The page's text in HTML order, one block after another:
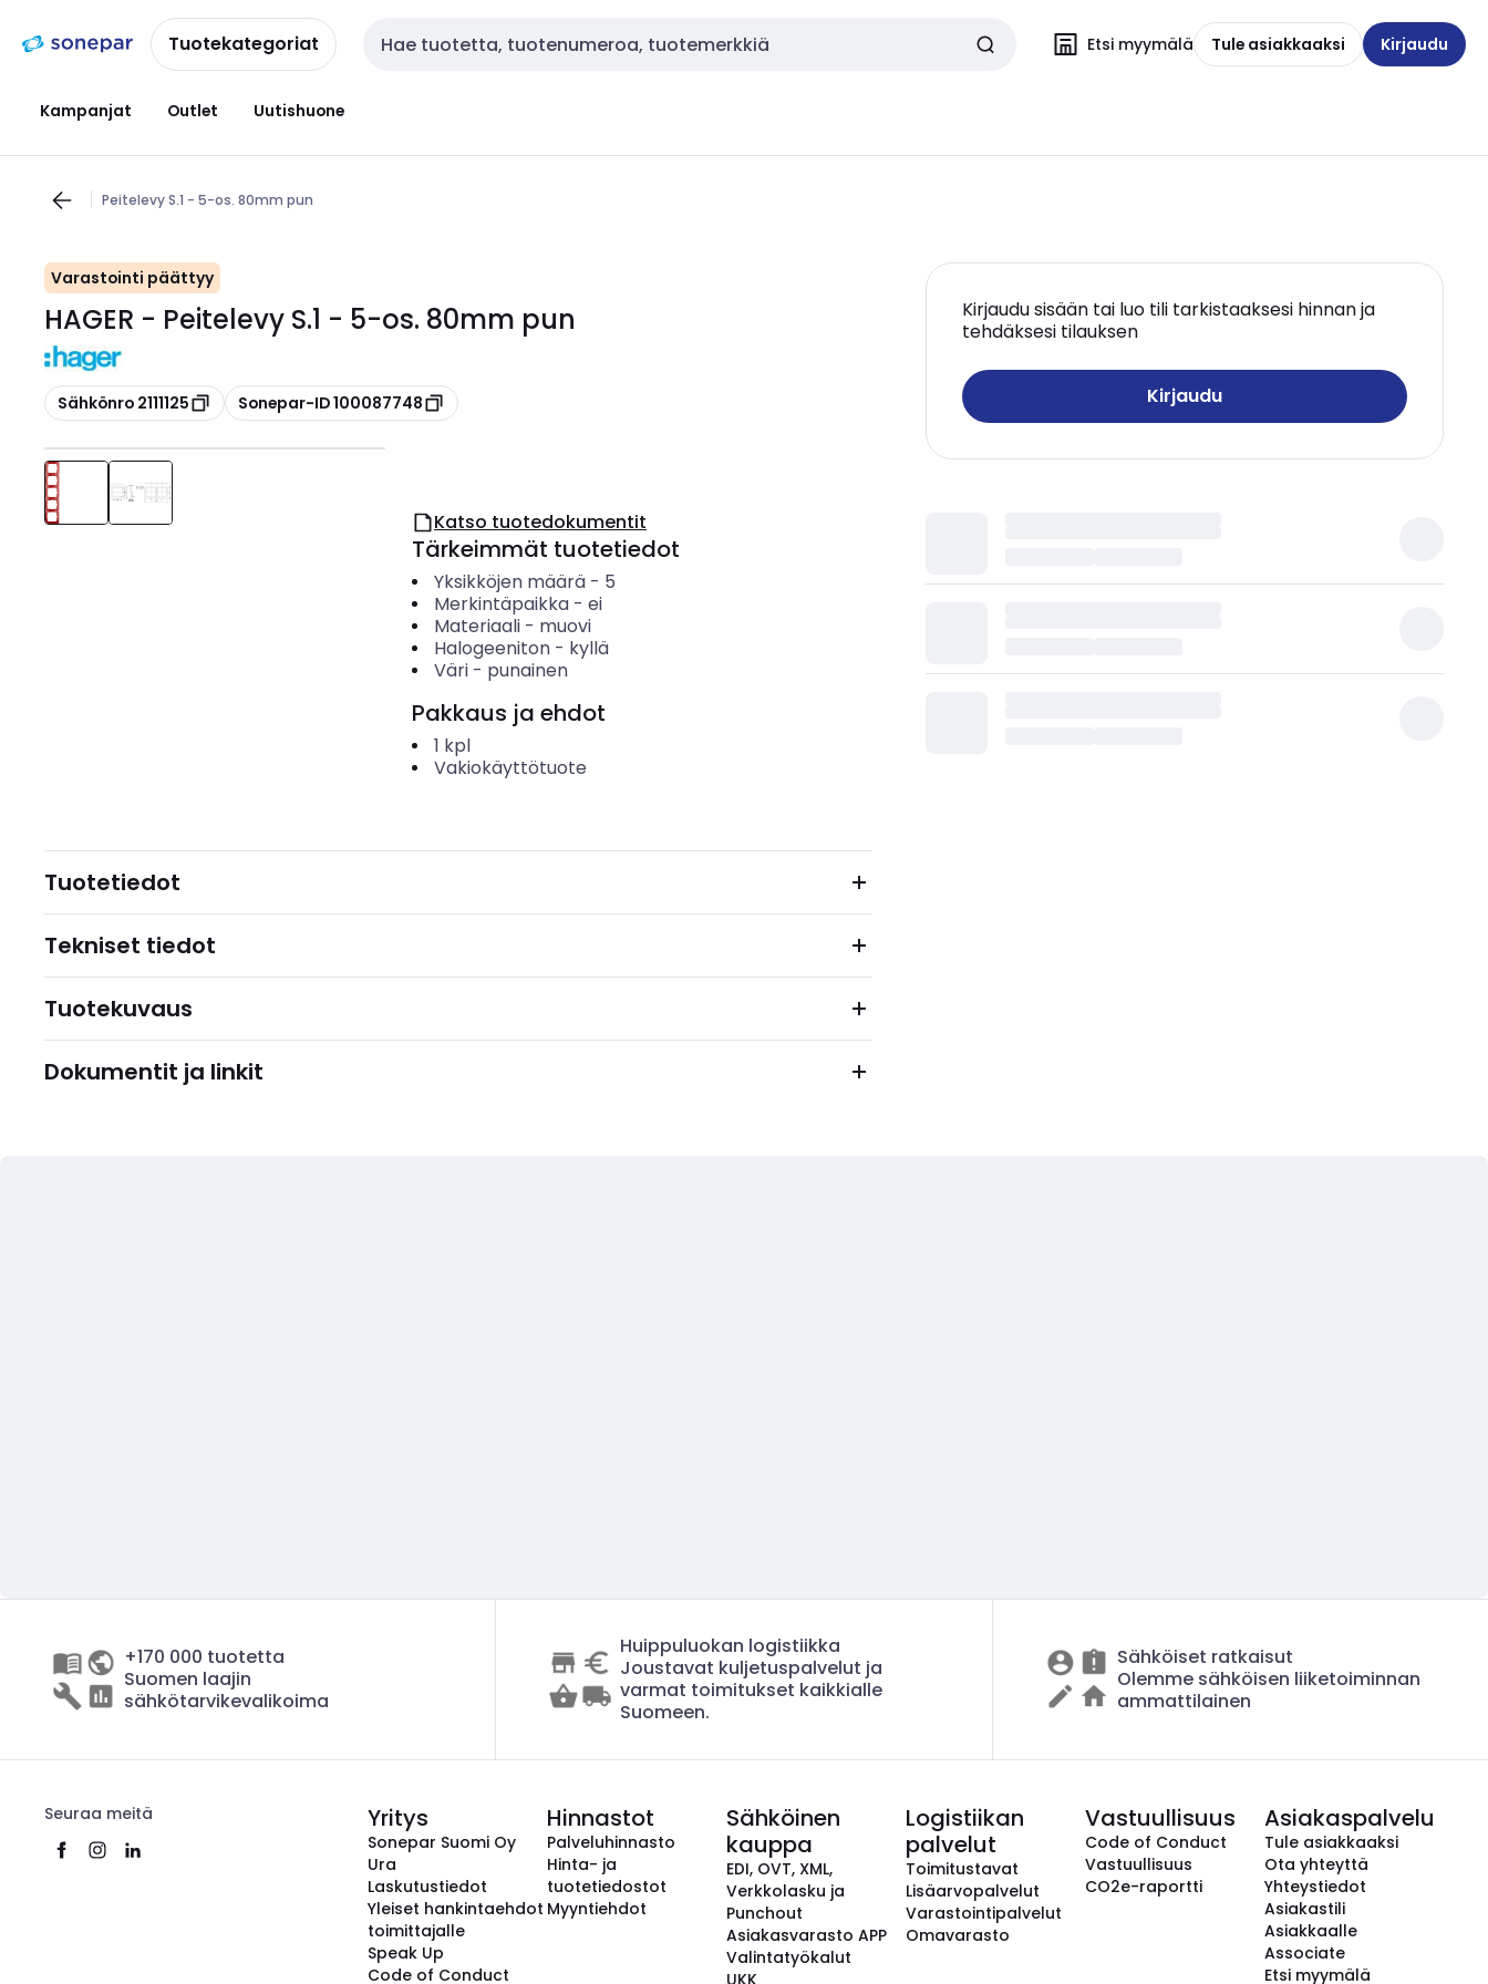
navigointiinsisältöönTuotekategoriat Haku Etsi myymälä Tule asiakkaaksi Kirjaudu
Kampanjat Outlet Uutishuone
Peitelevy S.1 - 5-os. 80mm pun
Varastointi päättyy
HAGER - Peitelevy S.1 - 5-os. 80mm pun
Kopioi
Sähkönro 2111125 Kopioi
Sonepar-ID 100087748
Kirjaudu sisään tai luo tili tarkistaaksesi hinnan ja
tehdäksesi tilauksen
Kirjaudu
Katso tuotedokumentit
Tärkeimmät tuotetiedot
Yksikköjen määrä- 5
Merkintäpaikka- ei
Materiaali- muovi
Halogeeniton- kyllä
Väri- punainen
Pakkaus ja ehdot
1 kpl
Vakiokäyttötuote
Tuotetiedot
Tekniset tiedot
Tuotekuvaus
Dokumentit ja linkit
+170 000 tuotetta
Suomen laajin
sähkötarvikevalikoima
Huippuluokan logistiikka
Joustavat kuljetuspalvelut ja
varmat toimitukset kaikkialle
Suomeen.
Sähköiset ratkaisut
Olemme sähköisen liiketoiminnan
ammattilainen
Seuraa meitä Yritys
Sonepar Suomi Oy
Ura
Laskutustiedot
Yleiset hankintaehdot
toimittajalle
Speak Up
Code of Conduct
Hinnastot
Palveluhinnasto
Hinta- ja
tuotetiedostot
Myyntiehdot
Sähköinen
kauppa
EDI, OVT, XML,
Verkkolasku ja
Punchout
Asiakasvarasto APP
Valintatyökalut
UKK
Logistiikan
palvelut
Toimitustavat
Lisäarvopalvelut
Varastointipalvelut
Omavarasto
Vastuullisuus
Code of Conduct
Vastuullisuus
CO2e-raportti
Asiakaspalvelu
Tule asiakkaaksi
Ota yhteyttä
Yhteystiedot
Asiakastili
Asiakkaalle
Associate
Etsi myymälä